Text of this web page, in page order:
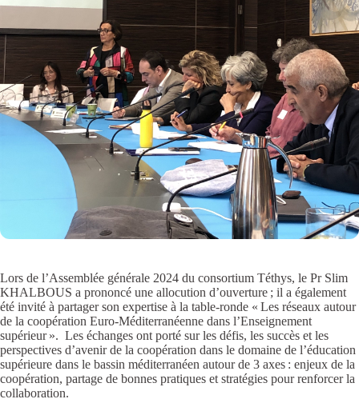
Lors de l’Assemblée générale 2024 du consortium Téthys, le Pr Slim
KHALBOUS a prononcé une allocution d’ouverture ; il a également
été invité à partager son expertise à la table-ronde « Les réseaux autour
de la coopération Euro-Méditerranéenne dans l’Enseignement
supérieur ». Les échanges ont porté sur les défis, les succès et les
perspectives d’avenir de la coopération dans le domaine de l’éducation
supérieure dans le bassin méditerranéen autour de 3 axes : enjeux de la
coopération, partage de bonnes pratiques et stratégies pour renforcer la
collaboration.